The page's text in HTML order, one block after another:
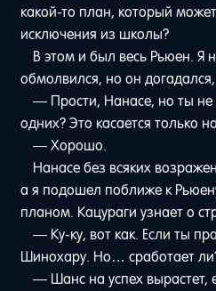
какой-то план, который
исключения из школы?
В этом и был весь Рьюен. Я
обмолвился, но он
— Прости, Нанасе, но ты
одних? Это касается только
— Хорошо.
Нанасе без всяких
а я подошел поближе к
планом. Кацураги узнает о
— Ку-ку, вот как. Если ты
Шинохару. Но… сработает
— Шанс на успех